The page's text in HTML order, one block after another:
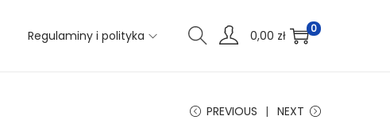
Regulaminy i polityka 0,00 zł 0
PREVIOUS NEXT